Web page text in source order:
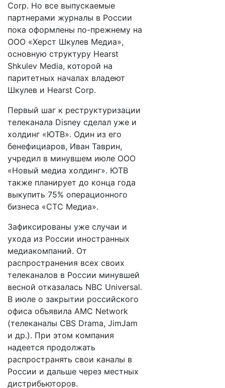
Corp. Но все выпускаемые
партнерами журналы в России
пока оформлены по-прежнему на
ООО «Херст Шкулев Медиа»,
основную структуру Hearst
Shkulev Media, которой на
паритетных началах владеют
Шкулев и Hearst Corp.
Первый шаг к реструктуризации
телеканала Disney сделал уже и
холдинг «ЮТВ». Один из его
бенефициаров, Иван Таврин,
учредил в минувшем июле ООО
«Новый медиа холдинг». ЮТВ
также планирует до конца года
выкупить 75% операционного
бизнеса «СТС Медиа».
Зафиксированы уже случаи и
ухода из России иностранных
медиакомпаний. От
распространения всех своих
телеканалов в России минувшей
весной отказалась NBC Universal.
В июле о закрытии российского
офиса объявила AMC Network
(телеканалы CBS Drama, JimJam
и др.). При этом компания
надеется продолжать
распространять свои каналы в
России и дальше через местных
дистрибьюторов.